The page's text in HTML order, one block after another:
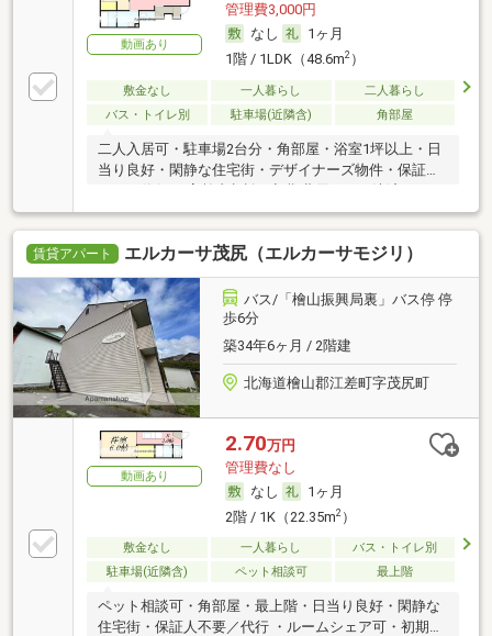
動画あり
管理費3,000円
なし
1ヶ月
1階 / 1LDK（48.6m2）
敷金なし 一人暮らし
二人暮らし
バス・トイレ別
駐車場(近隣含) 角部屋
二人入居可・駐車場2台分・角部屋・浴室1坪以上・日
当り良好・閑静な住宅街・デザイナーズ物件・保証人
不要／代行 ・高齢者相談・初期費用カード決済可
賃貸アパート エルカーサ茂尻（エルカーサモジリ）
バス/「檜山振興局裏」バス停 停
歩6分
築34年6ヶ月 / 2階建
北海道檜山郡江差町字茂尻町
動画あり
2.70万円
管理費なし
なし
1ヶ月
2階 / 1K（22.35m2）
敷金なし 一人暮らし
バス・トイレ別
駐車場(近隣含)
ペット相談可 最上階
ペット相談可・角部屋・最上階・日当り良好・閑静な
住宅街・保証人不要／代行 ・ルームシェア可・初期費